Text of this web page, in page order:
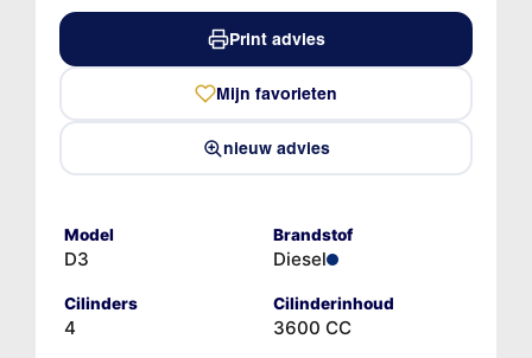
Print advies
Mijn favorieten
nieuw advies
Model
D3
Brandstof
Diesel
Cilinders
4
Cilinderinhoud
3600 CC